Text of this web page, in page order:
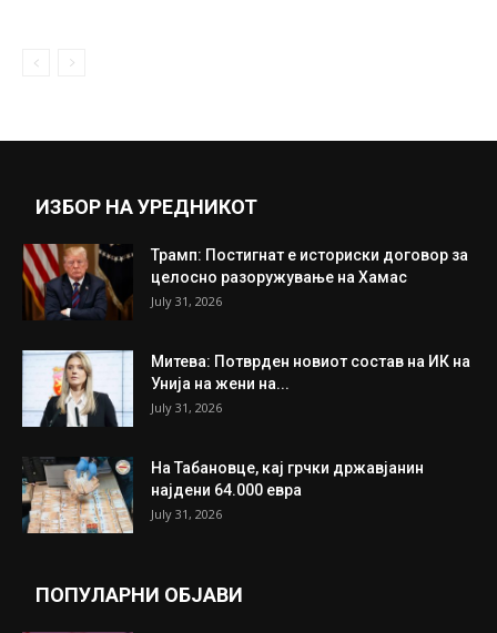
ИЗБОР НА УРЕДНИКОТ
Трамп: Постигнат е историски договор за
целосно разоружување на Хамас
July 31, 2026
Митева: Потврден новиот состав на ИК на
Унија на жени на...
July 31, 2026
На Табановце, кај грчки државјанин
најдени 64.000 евра
July 31, 2026
ПОПУЛАРНИ ОБЈАВИ